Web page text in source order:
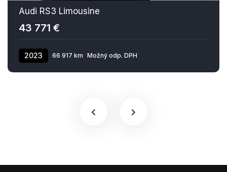
Audi RS3 Limousine
43 771 €
2023 66 917 km Možný odp. DPH